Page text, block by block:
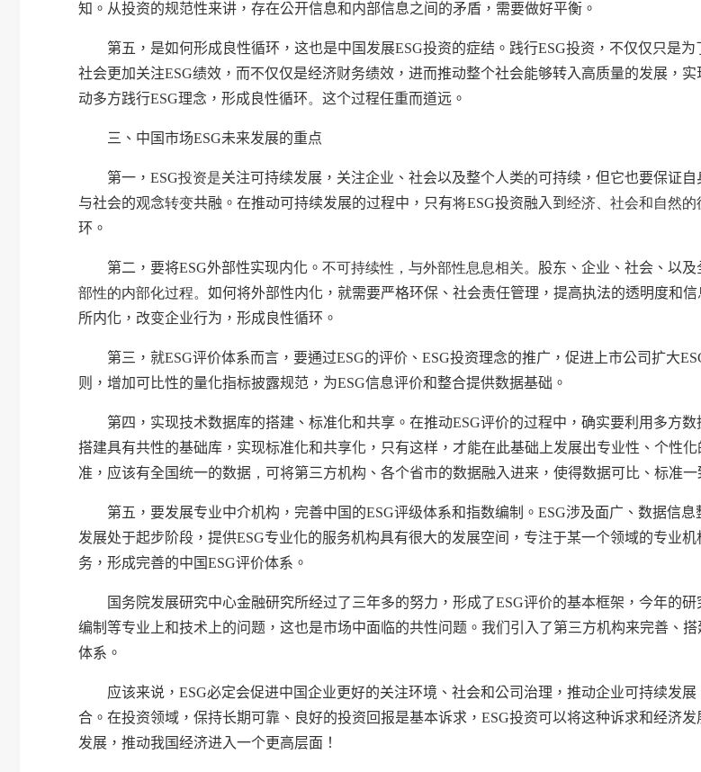
知。从投资的规范性来讲，存在公开信息和内部信息之间的矛盾，需要做好平衡。
第五， 是如何形成良性循环，这也是中国发展ESG投资的症结。践行ESG投资，不仅仅只是为
社会更加关注ESG绩效，而不仅仅是经济财务绩效，进而推动整个社会能够转入高质量的发展，
动多方践行ESG理念，形成良性循环。 这个过程任重而道远。
三、中国市场ESG未来发展的重点
第一， ESG投资是关注可持续发展，关注企业、社会以及整个人类的可持续，但它也要保证自
与社会的观念转变共融。在推动可持续发展的过程中，只有将ESG投资融入到 经济、社会和自然的
环。
第二， 要将ESG外部性实现内化。 不可持续性，与外部性息息相关。 股东、企业、社会、以
部性的内部化过程。 如何将外部性内化，就需要严格环保、社会责任管理，提高执法的透明度和
所内化，改变企业行为，形成良性循环。
第三， 就ESG评价体系而言，要通过ESG的评价、 ESG投资理念的推广，促进上市公司扩大
则，增加可比性的量化指标披露规范，为ESG信息评价和整合提供数据基础。
第四， 实现技术数据库的搭建、标准化和共享。在推动ESG评价的过程中，确实要利用多方
搭建具有共性的基础库，实现标准化和共享化，只有这样，才能在此基础上发展出专业性、个性化
准，应该有全国统一的数据 ， 可将第三方机构、各个省市的数据融入进来，使得数据可比、标准一
第五， 要发展专业中介机构，完善中国的ESG评级体系和指数编制。 ESG涉及面广、数据信息
发展处于起步阶段，提供ESG专业化的服务机构具有很大的发展空间，专注于某一个领域的专业
务，形成完善的中国ESG评价体系。
国务院发展研究中心金融研究所经过了三年多的努力，形成了ESG评价的基本框架，今年的
编制等专业上和技术上的问题，这也是市场中面临的共性问题。我们引入了第三方机构来完善、
体系。
应该来说， ESG必定会促进中国企业更好的关注环境、社会和公司治理，推动企业可持续发
合。在投资领域，保持长期可靠、良好的投资回报是基本诉求， ESG投资可以将这种诉求和经济
发展，推动我国经济进入一个更高层面！